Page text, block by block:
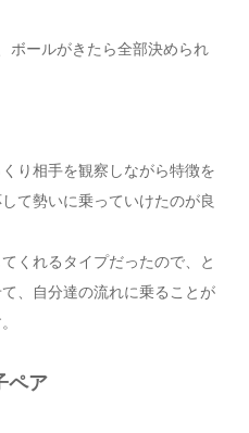
ボールがきたら全部決められ
り相手を観察しながら特徴を
て勢いに乗っていけたのが良
くれるタイプだったので、と
、自分達の流れに乗ることが
ペア